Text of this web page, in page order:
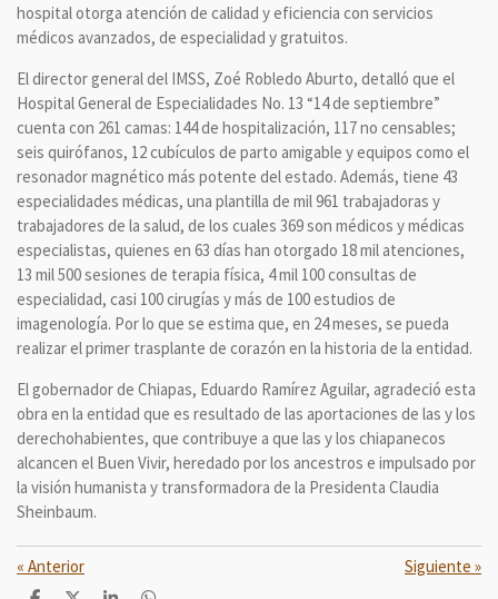
hospital otorga atención de calidad y eficiencia con servicios
médicos avanzados, de especialidad y gratuitos.
El director general del IMSS, Zoé Robledo Aburto, detalló que el
Hospital General de Especialidades No. 13 “14 de septiembre”
cuenta con 261 camas: 144 de hospitalización, 117 no censables;
seis quirófanos, 12 cubículos de parto amigable y equipos como el
resonador magnético más potente del estado. Además, tiene 43
especialidades médicas, una plantilla de mil 961 trabajadoras y
trabajadores de la salud, de los cuales 369 son médicos y médicas
especialistas, quienes en 63 días han otorgado 18 mil atenciones,
13 mil 500 sesiones de terapia física, 4 mil 100 consultas de
especialidad, casi 100 cirugías y más de 100 estudios de
imagenología. Por lo que se estima que, en 24 meses, se pueda
realizar el primer trasplante de corazón en la historia de la entidad.
El gobernador de Chiapas, Eduardo Ramírez Aguilar, agradeció esta
obra en la entidad que es resultado de las aportaciones de las y los
derechohabientes, que contribuye a que las y los chiapanecos
alcancen el Buen Vivir, heredado por los ancestros e impulsado por
la visión humanista y transformadora de la Presidenta Claudia
Sheinbaum.
« Anterior Siguiente »